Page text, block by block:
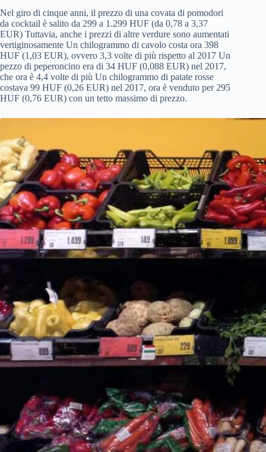
Nel giro di cinque anni, il prezzo di una covata di pomodori
da cocktail è salito da 299 a 1.299 HUF (da 0,78 a 3,37
EUR) Tuttavia, anche i prezzi di altre verdure sono aumentati
vertiginosamente Un chilogrammo di cavolo costa ora 398
HUF (1,03 EUR), ovvero 3,3 volte di più rispetto al 2017 Un
pezzo di peperoncino era di 34 HUF (0,088 EUR) nel 2017,
che ora è 4,4 volte di più Un chilogrammo di patate rosse
costava 99 HUF (0,26 EUR) nel 2017, ora è venduto per 295
HUF (0,76 EUR) con un tetto massimo di prezzo.